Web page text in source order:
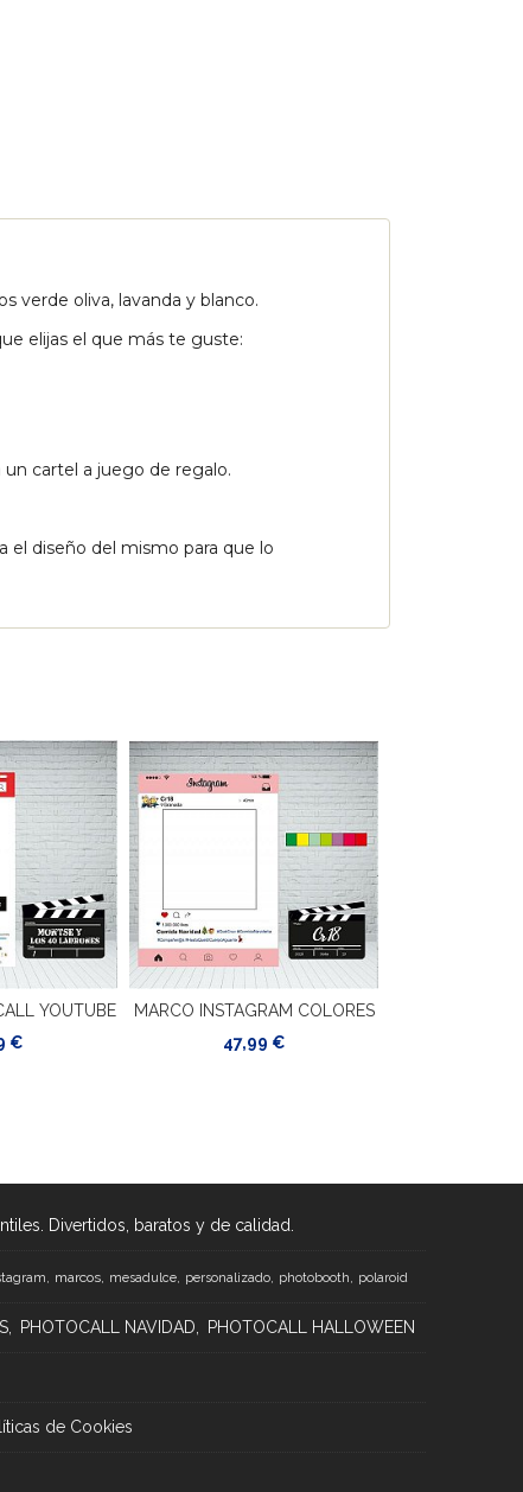
verde oliva, lavanda y blanco.
elijas el que más te guste:
cartel a juego de regalo.
el diseño del mismo para que lo
YOUTUBE
€
MARCO INSTAGRAM COLORES
47,99 €
Divertidos, baratos y de calidad.
marcos mesadulce personalizado photobooth polaroid
PHOTOCALL NAVIDAD PHOTOCALL HALLOWEEN
de Cookies